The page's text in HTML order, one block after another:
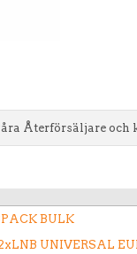
Återförsäljare och
BULK
UNIVERSAL